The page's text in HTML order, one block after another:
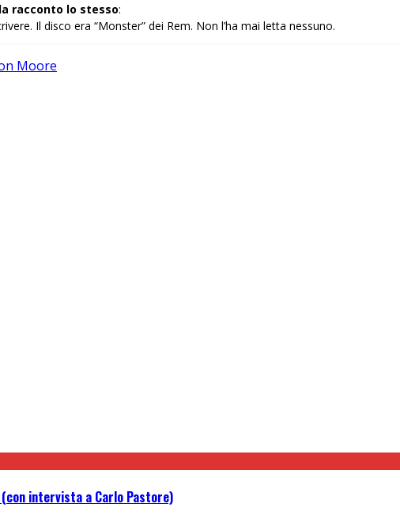
racconto lo stesso:
Il disco era “Monster” dei Rem. Non l’ha mai letta nessuno.
Moore
(con intervista a Carlo Pastore)